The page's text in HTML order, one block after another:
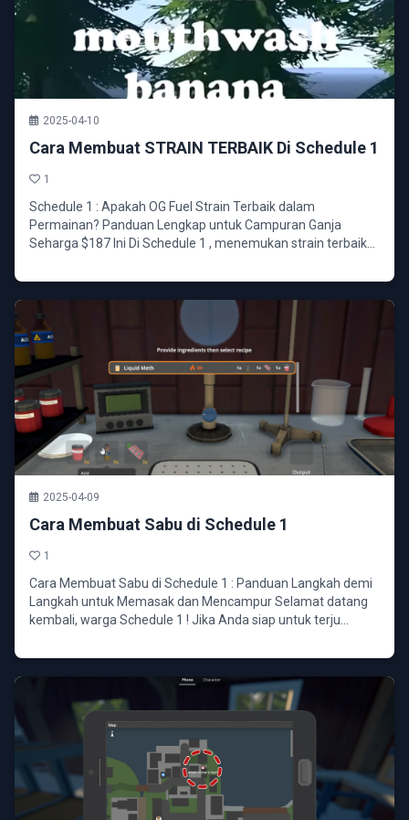
2025-04-10
Cara Membuat STRAIN TERBAIK Di Schedule 1
1
Schedule 1 : Apakah OG Fuel Strain Terbaik dalam
Permainan? Panduan Lengkap untuk Campuran Ganja
Seharga $187 Ini Di Schedule 1 , menemukan strain terbaik
2025-04-09
Cara Membuat Sabu di Schedule 1
1
Cara Membuat Sabu di Schedule 1 : Panduan Langkah demi
Langkah untuk Memasak dan Mencampur Selamat datang
kembali, warga Schedule 1 ! Jika Anda siap untuk terju...